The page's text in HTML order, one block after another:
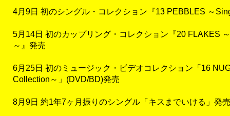
4月9日 初のシングル・コレクション『13 PEBBLES ～
5月14日 初のカップリング・コレクション『20 FLAKES
～』発売
6月25日 初のミュージック・ビデオコレクション「16
Collection～」(DVD/BD)発売
8月9日 約1年7ヶ月振りのシングル「キスまでいける」発売